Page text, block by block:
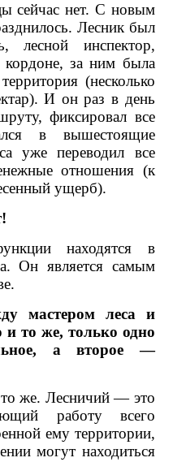
сейчас нет. С новым
Лесник был
лесной инспектор,
за ним была
(несколько
И он раз в день
фиксировал все
в вышестоящие
уже переводил все
отношения (к
ущерб).
находятся в
Он является самым
мастером леса и
то же, только одно
а второе —
же. Лесничий — это
работу всего
ему территории,
могут находиться